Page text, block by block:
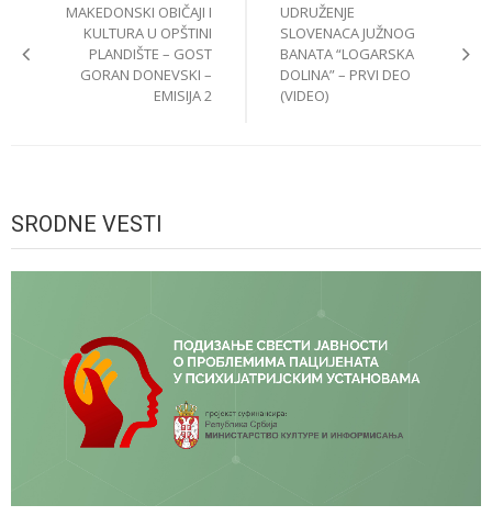
navigation
MAKEDONSKI OBIČAJI I
KULTURA U OPŠTINI
PLANDIŠTE – GOST
GORAN DONEVSKI –
EMISIJA 2
UDRUŽENJE
SLOVENACA JUŽNOG
BANATA “LOGARSKA
DOLINA” – PRVI DEO
(VIDEO)
SRODNE VESTI